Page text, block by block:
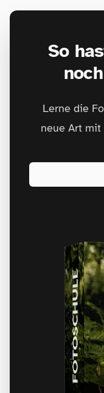
So
Lerne die
neue Art mit